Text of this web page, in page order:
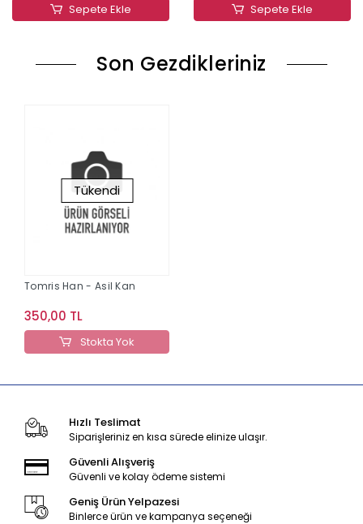
Sepete Ekle Sepete Ekle
Son Gezdikleriniz
Tükendi
Tomris Han - Asil Kan
350,00 TL
Stokta Yok
Hızlı Teslimat
Siparişleriniz en kısa sürede elinize ulaşır.
Güvenli Alışveriş
Güvenli ve kolay ödeme sistemi
Geniş Ürün Yelpazesi
Binlerce ürün ve kampanya seçeneği